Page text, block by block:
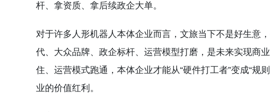
杆、拿资质、拿后续政企大单。
对于许多人形机器人本体企业而言，文旅当下不是好生
代、大众品牌、政企标杆、运营模型打磨，是未来实现商
住、运营模式跑通，本体企业才能从“硬件打工者”变成“规
业的价值红利。